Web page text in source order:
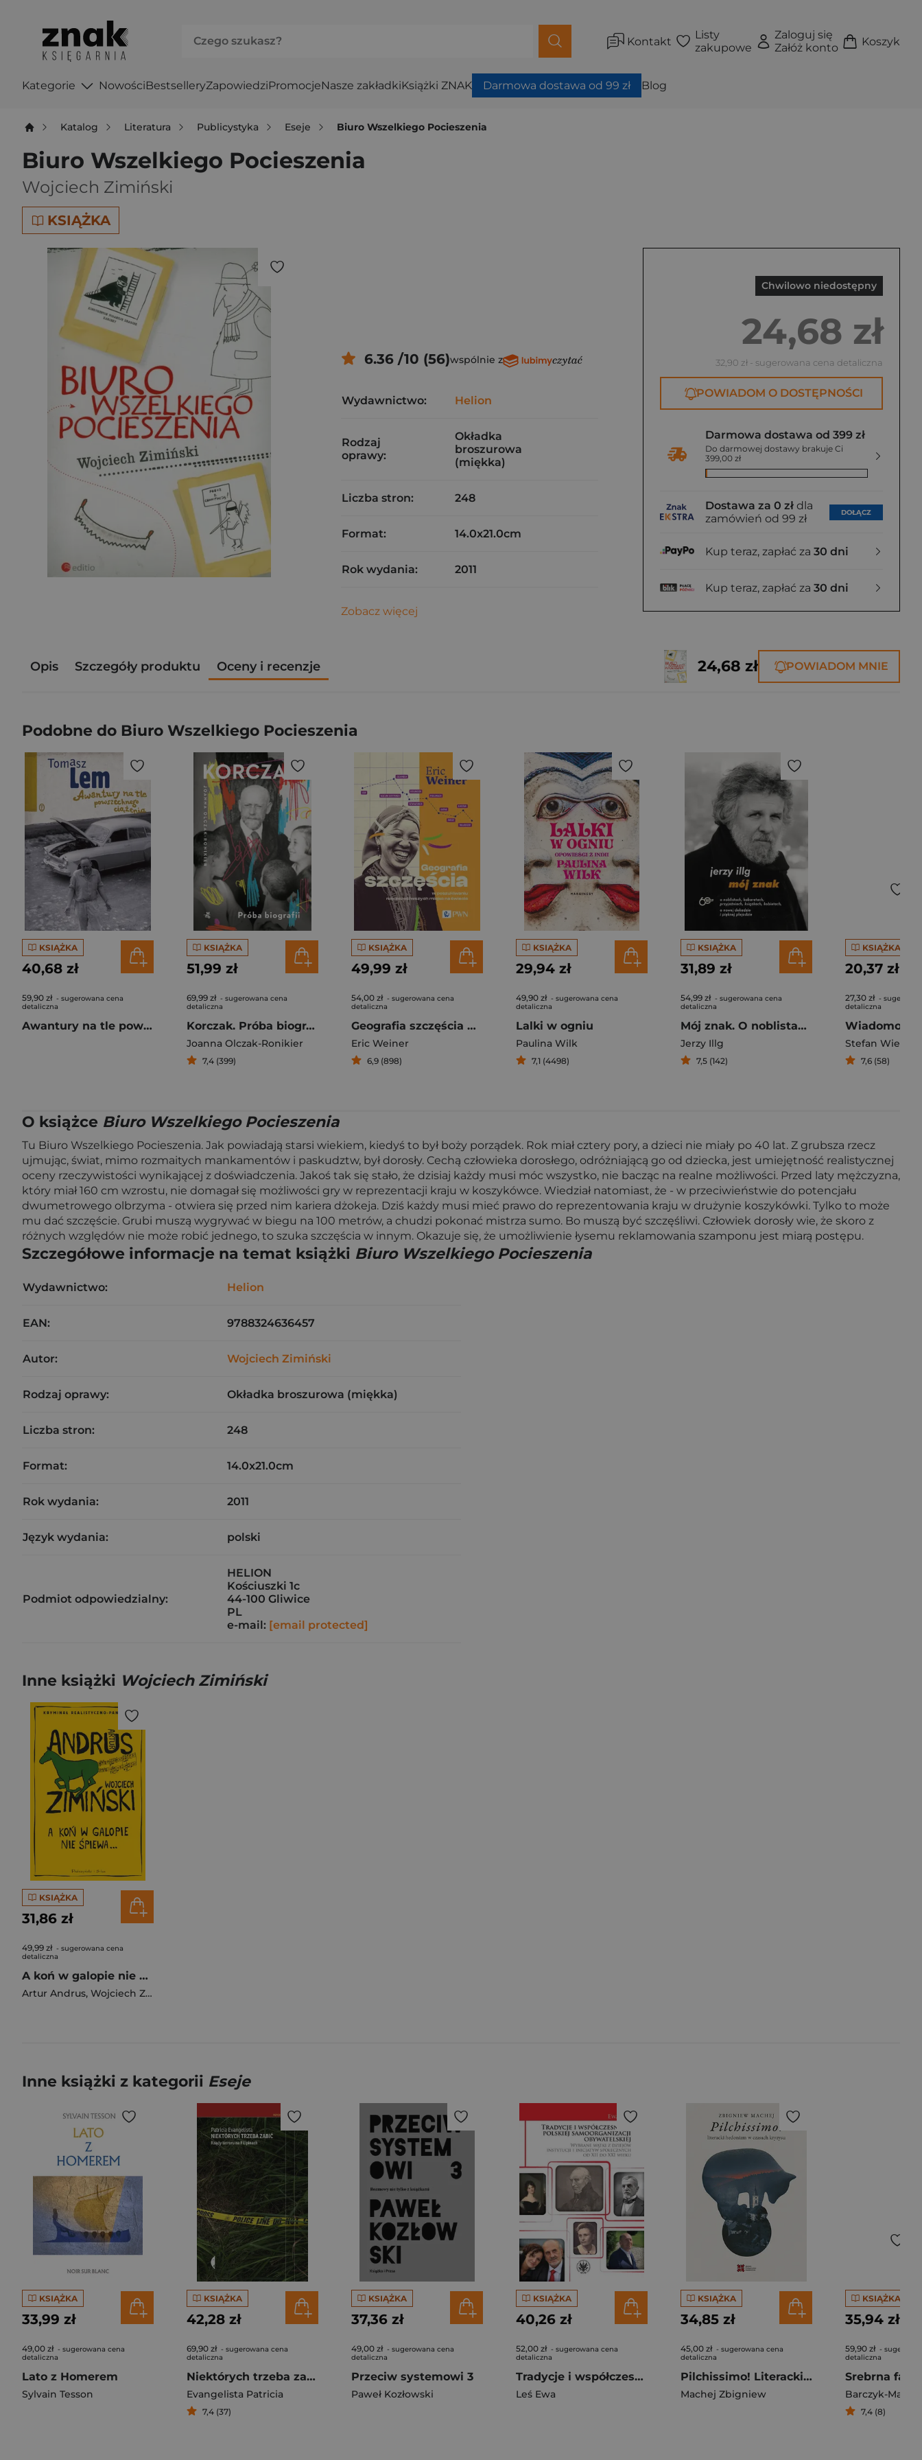
Kontakt
Listy
zakupowe
Zaloguj się
Załóż konto
Koszyk
Kategorie NowościBestselleryZapowiedziPromocjeNasze zakładkiKsiążki ZNAK Darmowa dostawa od 99 zł Blog
Katalog Literatura Publicystyka Eseje Biuro Wszelkiego Pocieszenia
Biuro Wszelkiego Pocieszenia
Wojciech Zimiński
KSIĄŻKA
Chwilowo niedostępny
24,68 zł
32,90 zł - sugerowana cena detaliczna
POWIADOM O DOSTĘPNOŚCI
Darmowa dostawa od 399 zł
Do darmowej dostawy brakuje Ci
399,00 zł
Dostawa za 0 zł dla
zamówień od 99 zł
DOŁĄCZ
Kup teraz, zapłać za 30 dni
Kup teraz, zapłać za 30 dni
6.36 /10 (56)wspólnie z
Wydawnictwo: Helion
Rodzaj
oprawy:
Okładka
broszurowa
(miękka)
Liczba stron: 248
Format: 14.0x21.0cm
Rok wydania: 2011
Zobacz więcej
Opis Szczegóły produktu Oceny i recenzje 24,68 zł POWIADOM MNIE
Podobne do Biuro Wszelkiego Pocieszenia
KSIĄŻKA
40,68 zł
59,90 zł - sugerowana cena
detaliczna
Awantury na tle powszechnego ciążenia
KSIĄŻKA
51,99 zł
69,99 zł - sugerowana cena
detaliczna
Korczak. Próba biografii
Joanna Olczak-Ronikier
7,4 (399)
KSIĄŻKA
49,99 zł
54,00 zł - sugerowana cena
detaliczna
Geografia szczęścia W poszukiwaniu najszczęśliwszych miejsc na świecie
Eric Weiner
6,9 (898)
KSIĄŻKA
29,94 zł
49,90 zł - sugerowana cena
detaliczna
Lalki w ogniu
Paulina Wilk
7,1 (4498)
KSIĄŻKA
31,89 zł
54,99 zł - sugerowana cena
detaliczna
Mój znak. O noblistach, kabaretach, przyjaźniach, książkach, kobietach, o nowej dekadzie i pięknej plejadzie
Jerzy Illg
7,5 (142)
KSIĄŻKA
20,37 zł
27,30 zł -
detaliczna
Wiadomo -
Stefan
7,6 (58)
O książce Biuro Wszelkiego Pocieszenia
Tu Biuro Wszelkiego Pocieszenia. Jak powiadają starsi wiekiem, kiedyś to był boży porządek. Rok miał cztery pory, a dzieci nie miały po 40 lat. Z grubsza rzecz
ujmując, świat, mimo rozmaitych mankamentów i paskudztw, był dorosły. Cechą człowieka dorosłego, odróżniającą go od dziecka, jest umiejętność realistycznej
oceny rzeczywistości wynikającej z doświadczenia. Jakoś tak się stało, że dzisiaj każdy musi móc wszystko, nie bacząc na realne możliwości. Przed laty mężczyzna,
który miał 160 cm wzrostu, nie domagał się możliwości gry w reprezentacji kraju w koszykówce. Wiedział natomiast, że - w przeciwieństwie do potencjału
dwumetrowego olbrzyma - otwiera się przed nim kariera dżokeja. Dziś każdy musi mieć prawo do reprezentowania kraju w drużynie koszykówki. Tylko to może
mu dać szczęście. Grubi muszą wygrywać w biegu na 100 metrów, a chudzi pokonać mistrza sumo. Bo muszą być szczęśliwi. Człowiek dorosły wie, że skoro z
różnych względów nie może robić jednego, to szuka szczęścia w innym. Okazuje się, że umożliwienie łysemu reklamowania szamponu jest miarą postępu.
Szczegółowe informacje na temat książki Biuro Wszelkiego Pocieszenia
Wydawnictwo: Helion
EAN: 9788324636457
Autor: Wojciech Zimiński
Rodzaj oprawy: Okładka broszurowa (miękka)
Liczba stron: 248
Format: 14.0x21.0cm
Rok wydania: 2011
Język wydania: polski
Podmiot odpowiedzialny:
HELION
Kościuszki 1c
44-100 Gliwice
PL
e-mail: [email protected]
Inne książki Wojciech Zimiński
KSIĄŻKA
31,86 zł
49,99 zł - sugerowana cena
detaliczna
A koń w galopie nie śpiewa
Artur Andrus, Wojciech Zimiński
Inne książki z kategorii Eseje
KSIĄŻKA
33,99 zł
49,00 zł - sugerowana cena
detaliczna
Lato z Homerem
Sylvain Tesson
KSIĄŻKA
42,28 zł
69,90 zł - sugerowana cena
detaliczna
Niektórych trzeba zabić. Rządy terroru na Filipinach
Evangelista Patricia
7,4 (37)
KSIĄŻKA
37,36 zł
49,00 zł - sugerowana cena
detaliczna
Przeciw systemowi 3
Paweł Kozłowski
KSIĄŻKA
40,26 zł
52,00 zł - sugerowana cena
detaliczna
Tradycje i współczesność polskiej samoorganizacji obywatelskiej. Wybrane wątki z dziejów instytucji
Leś Ewa
KSIĄŻKA
34,85 zł
45,00 zł - sugerowana cena
detaliczna
Pilchissimo! Literacki hedonizm w czasach kryzysu
Machej Zbigniew
KSIĄŻKA
35,94 zł
59,90 zł -
detaliczna
7,4 (8)